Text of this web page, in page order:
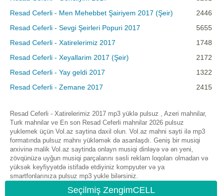
Resad Ceferli - Men Mehebbet Şairiyem 2017 (Şeir)
2446
Resad Ceferli - Sevgi Şeirleri Popuri 2017
5655
Resad Ceferli - Xatirelerimiz 2017
1748
Resad Ceferli - Xeyallarim 2017 (Şeir)
2172
Resad Ceferli - Yay geldi 2017
1322
Resad Ceferli - Zemane 2017
2415
Resad Ceferli - Xatirelerimiz 2017 mp3 yüklə pulsuz , Azeri mahnilar,
Turk mahnilar ve En son Resad Ceferli mahnilar 2026 pulsuz
yuklemek üçün Vol.az saytina daxil olun. Vol.az mahni sayti ilə mp3
formatında pulsuz mahnı yükləmək də asanlaşdı. Geniş bir musiqi
arxivinə malik Vol.az saytinda onlayn musiqi dinləyə və ən yeni,
zövqünüzə uyğun musiqi parçalarını səsli reklam loqoları olmadan və
yüksək keyfiyyətdə istifadə etdiyiniz kompyuter və ya
smartfonlarınıza pulsuz mp3 yukle bilərsiniz.
Seçilmiş ZengimCELL